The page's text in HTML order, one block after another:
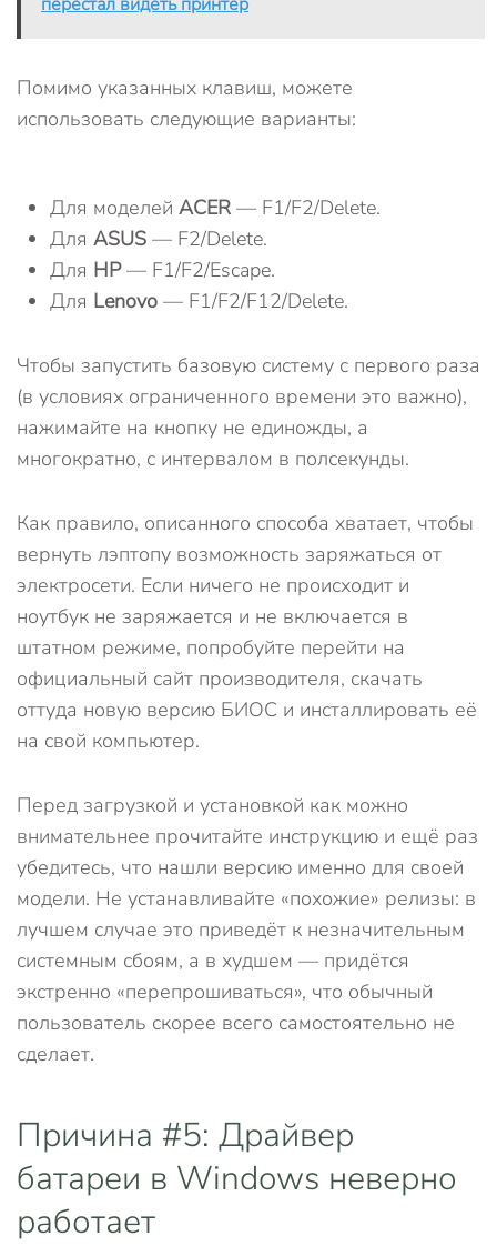
Помимо указанных клавиш, можете
использовать следующие варианты:
Для моделей ACER — F1/F2/Delete.
Для ASUS — F2/Delete.
Для HP— F1/F2/Escape.
Для Lenovo — F1/F2/F12/Delete.
Чтобы запустить базовую систему с первого раза
(в условиях ограниченного времени это важно),
нажимайте на кнопку не единожды, а
многократно, с интервалом в полсекунды.
Как правило, описанного способа хватает, чтобы
вернуть лэптопу возможность заряжаться от
электросети. Если ничего не происходит и
ноутбук не заряжается и не включается в
штатном режиме, попробуйте перейти на
официальный сайт производителя, скачать
оттуда новую версию БИОС и инсталлировать её
на свой компьютер.
Перед загрузкой и установкой как можно
внимательнее прочитайте инструкцию и ещё раз
убедитесь, что нашли версию именно для своей
модели. Не устанавливайте «похожие» релизы: в
лучшем случае это приведёт к незначительным
системным сбоям, а в худшем — придётся
экстренно «перепрошиваться», что обычный
пользователь скорее всего самостоятельно не
сделает.
Причина #5: Драйвер
батареи в Windows неверно
работает